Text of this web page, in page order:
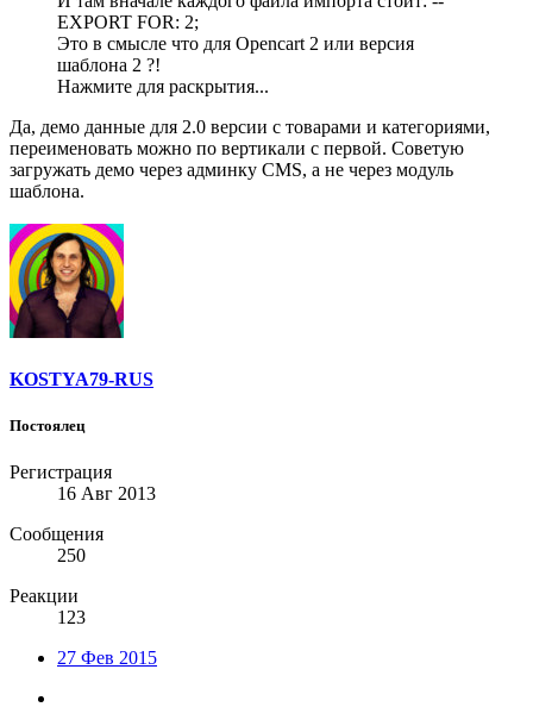
EXPORT FOR: 2;
Это в смысле что для Opencart 2 или версия
шаблона 2 ?!
Нажмите для раскрытия...
Да, демо данные для 2.0 версии с товарами и категориями,
переименовать можно по вертикали с первой. Советую
загружать демо через админку CMS, а не через модуль
шаблона.
KOSTYA79-RUS
Постоялец
Регистрация
16 Авг 2013
Сообщения
250
Реакции
123
27 Фев 2015